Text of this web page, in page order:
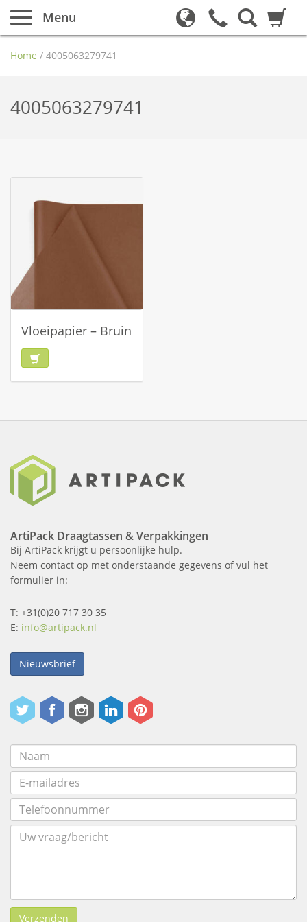
Menu
Home / 4005063279741
4005063279741
Vloeipapier – Bruin
ArtiPack Draagtassen & Verpakkingen
Bij ArtiPack krijgt u persoonlijke hulp.
Neem contact op met onderstaande gegevens of vul het
formulier in:
T: +31(0)20 717 30 35
E: info@artipack.nl
Nieuwsbrief
Verzenden